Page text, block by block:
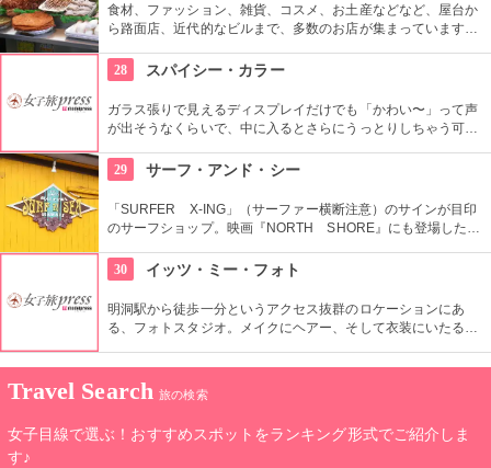
食材、ファッション、雑貨、コスメ、お土産などなど、屋台か
ら路面店、近代的なビルまで、多数のお店が集まっています。
地は常に買い物客であふれかえり、賑やかな空間が溢れます。
28 スパイシー・カラー
ガラス張りで見えるディスプレイだけでも「かわい〜」って声
が出そうなくらいで、中に入るとさらにうっとりしちゃう可愛
ので、韓国の可愛いファッション好きにオススメ。
29 サーフ・アンド・シー
「SURFER X-ING」（サーファー横断注意）のサインが目印
のサーフショップ。映画『NORTH SHORE』にも登場した
本人スタッフもいるから、日本語で安心してお買い物ができま
すよ。
30 イッツ・ミー・フォト
明洞駅から徒歩一分というアクセス抜群のロケーションにあ
る、フォトスタジオ。メイクにヘアー、そして衣装にいたるま
影して作品を持ち帰ることができる。国内外多くの方から支持
を受けており、様々なメディアに取り上げられている有名店。
Travel Search 旅の検索
女子目線で選ぶ！おすすめスポットをランキング形式でご紹介しま
す♪